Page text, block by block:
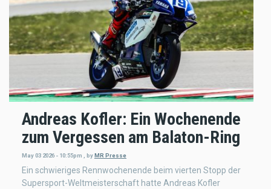
Andreas Kofler: Ein Wochenende
zum Vergessen am Balaton-Ring
May 03 2026 - 10:55pm byMR Presse
Ein schwieriges Rennwochenende beim vierten Stopp der
Supersport-Weltmeisterschaft hatte Andreas Kofler